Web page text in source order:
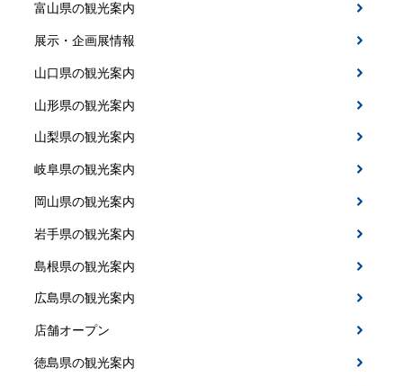
富山県の観光案内
展示・企画展情報
山口県の観光案内
山形県の観光案内
山梨県の観光案内
岐阜県の観光案内
岡山県の観光案内
岩手県の観光案内
島根県の観光案内
広島県の観光案内
店舗オープン
徳島県の観光案内